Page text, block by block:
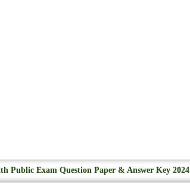
Public Exam Question Paper & Answer Key 2024